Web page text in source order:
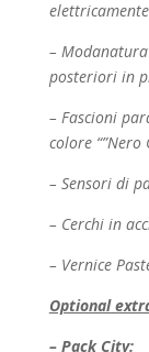
–
posteriori in
– Fascioni
colore “”Nero
– Sensori di
– Cerchi in
– Vernice
Optional
– Pack City: